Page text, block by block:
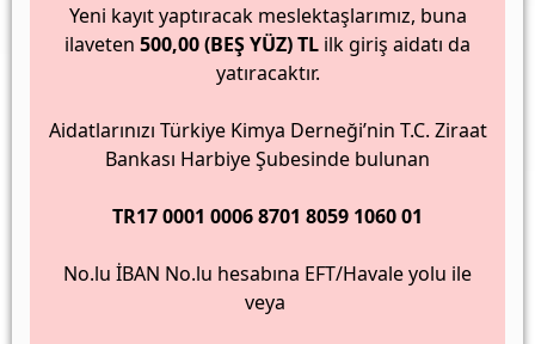
Yeni kayıt yaptıracak meslektaşlarımız, buna
ilaveten 500,00 (BEŞ YÜZ) TL ilk giriş aidatı da
yatıracaktır.
Aidatlarınızı Türkiye Kimya Derneği’nin T.C. Ziraat
Bankası Harbiye Şubesinde bulunan
TR17 0001 0006 8701 8059 1060 01
No.lu İBAN No.lu hesabına EFT/Havale yolu ile
veya